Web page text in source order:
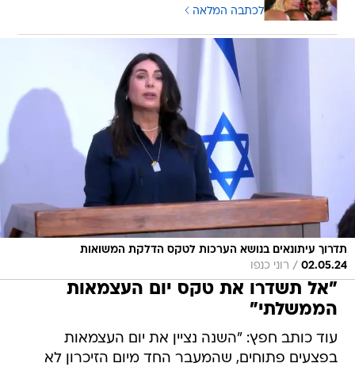
לכתבה המלאה
תדרוך עיתונאים בנושא הערכות לטקס הדלקת המשואות
02.05.24
/ רוני כנפו
"אל תשדרו את טקס יום העצמאות
הממשלתי"
עוד כותב חפץ: "השנה נציין את יום העצמאות
בפצעים פתוחים, שהמעבר החד מיום הזיכרון לא